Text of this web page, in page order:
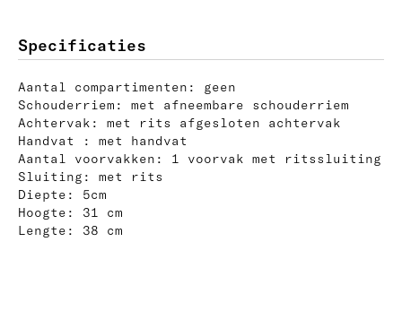
Specificaties
Aantal compartimenten: geen
Schouderriem: met afneembare schouderriem
Achtervak: met rits afgesloten achtervak
Handvat : met handvat
Aantal voorvakken: 1 voorvak met ritssluiting
Sluiting: met rits
Diepte: 5cm
Hoogte: 31 cm
Lengte: 38 cm